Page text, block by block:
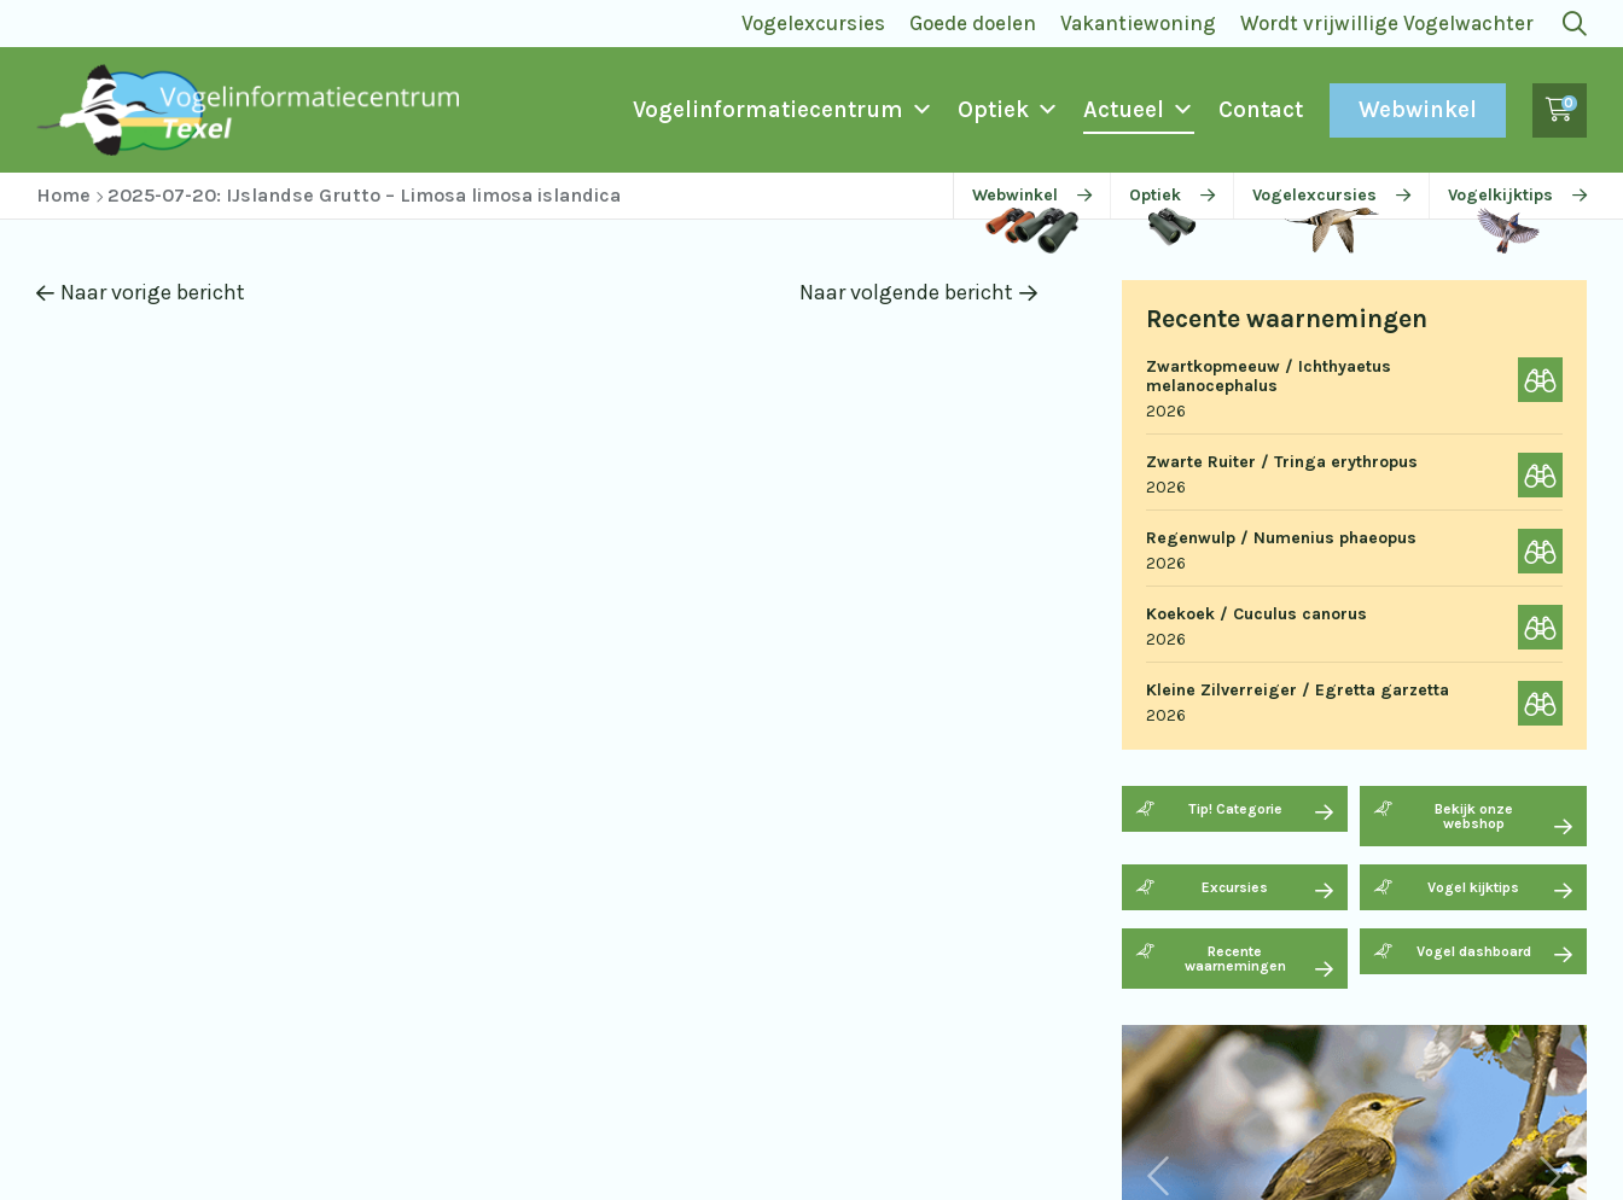
Vogelexcursies Goede doelen Vakantiewoning Wordt vrijwillige Vogelwachter
Vogelinformatiecentrum Optiek Actueel Contact Webwinkel 0
Home 2025-07-20: IJslandse Grutto – Limosa limosa islandica Webwinkel Optiek Vogelexcursies Vogelkijktips
Recente waarnemingen
Zwartkopmeeuw / Ichthyaetus
melanocephalus
2026
Zwarte Ruiter / Tringa erythropus
2026
Regenwulp / Numenius phaeopus
2026
Koekoek / Cuculus canorus
2026
Kleine Zilverreiger / Egretta garzetta
2026
Tip! Categorie
Bekijk onze
webshop
Excursies Vogel kijktips
Recente
waarnemingen
Vogel dashboard
Naar vorige bericht Naar volgende bericht